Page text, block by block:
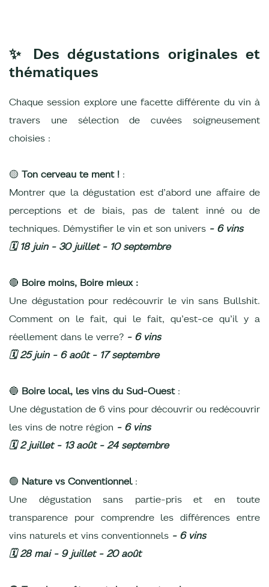
✨ Des dégustations originales et
thématiques
Chaque session explore une facette différente du vin à
travers une sélection de cuvées soigneusement
choisies :
🟡 Ton cerveau te ment ! :
Montrer que la dégustation est d’abord une affaire de
perceptions et de biais, pas de talent inné ou de
techniques. Démystifier le vin et son univers - 6 vins
🗓️ 18 juin - 30 juillet - 10 septembre
🔴 Boire moins, Boire mieux :
Une dégustation pour redécouvrir le vin sans Bullshit.
Comment on le fait, qui le fait, qu’est-ce qu’il y a
réellement dans le verre? - 6 vins
🗓️ 25 juin - 6 août - 17 septembre
🔵 Boire local, les vins du Sud-Ouest:
Une dégustation de 6 vins pour découvrir ou redécouvrir
les vins de notre région - 6 vins
🗓️ 2 juillet - 13 août - 24 septembre
🟢 Nature vs Conventionnel:
Une dégustation sans partie-pris et en toute
transparence pour comprendre les différences entre
vins naturels et vins conventionnels - 6 vins
🗓️ 28 mai - 9 juillet - 20 août